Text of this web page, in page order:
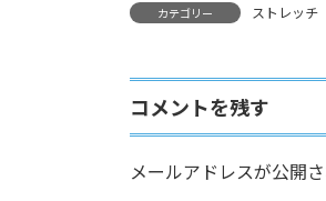
カテゴリー ストレッチ
コメントを残す
メールアドレスが公開